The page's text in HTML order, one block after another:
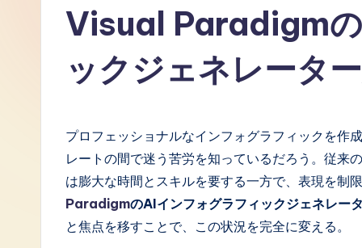
AVisual Paradigm
ックジェネレータ
プロフェッショナルなインフォグラフィックを作
レートの間で迷う苦労を知っているだろう。従来
は膨大な時間とスキルを要する一方で、表現を制
ParadigmのAIインフォグラフィックジェネレー
と焦点を移すことで、この状況を完全に変える。